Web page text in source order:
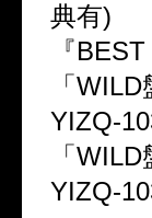
典有)
『
「
YIZQ-
「
YIZQ-